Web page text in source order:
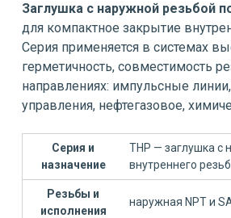
Заглушка с наружной резьбой
для компактное закрытие
Серия применяется в системах
герметичность, совместимость
направлениях: импульсные
управления, нефтегазовое,
Серия и
назначение
THP — заглушка с
внутреннего
Резьбы и
исполнения
наружная NPT и